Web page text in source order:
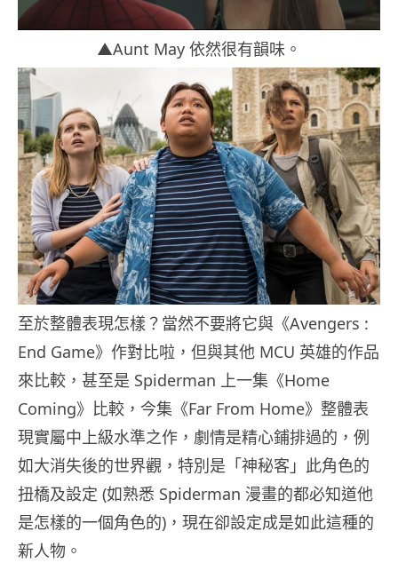
▲Aunt May 依然很有韻味。
至於整體表現怎樣？當然不要將它與《Avengers :
End Game》作對比啦，但與其他 MCU 英雄的作品
來比較，甚至是 Spiderman 上一集《Home
Coming》比較，今集《Far From Home》整體表
現實屬中上級水準之作，劇情是精心鋪排過的，例
如大消失後的世界觀，特別是「神秘客 」此角色的
扭橋及設定 (如熟悉 Spiderman 漫畫的都必知道他
是怎樣的一個角色的)，現在卻設定成是如此這種的
新人物。